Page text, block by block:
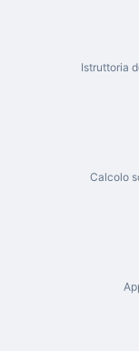
Istruttoria
Calcolo